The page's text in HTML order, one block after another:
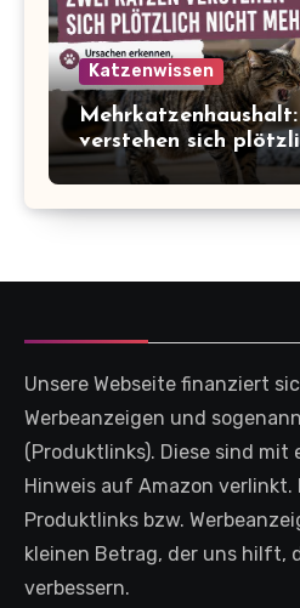
Katzenwissen
verstehen sich
Unsere Webseite finanziert
Werbeanzeigen und
(Produktlinks). Diese sind mit
Hinweis auf Amazon verlinkt.
Produktlinks bzw.
kleinen Betrag, der uns hilft,
verbessern.